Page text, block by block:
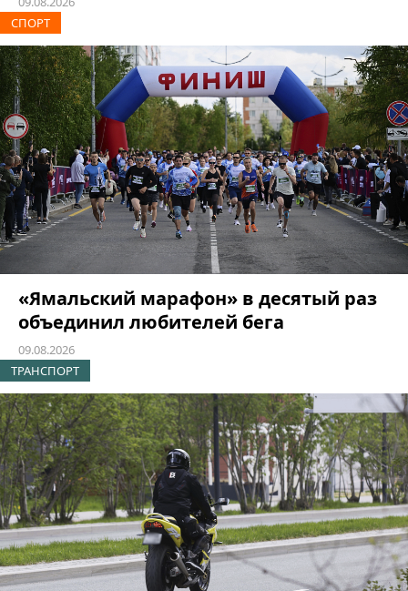
СПОРТ
«Ямальский марафон» в десятый раз
объединил любителей бега
09.08.2026
ТРАНСПОРТ